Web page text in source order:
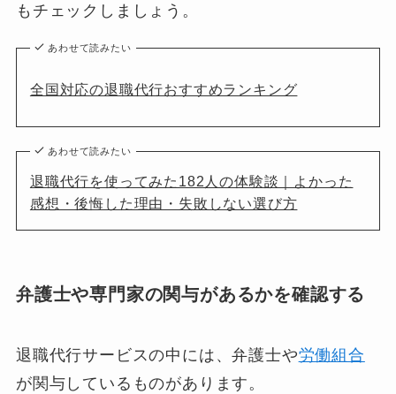
もチェックしましょう。
あわせて読みたい
全国対応の退職代行おすすめランキング
あわせて読みたい
退職代行を使ってみた182人の体験談｜よかった
感想・後悔した理由・失敗しない選び方
弁護士や専門家の関与があるかを確認する
退職代行サービスの中には、弁護士や労働組合
が関与しているものがあります。